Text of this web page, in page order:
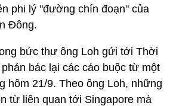
phi lý "đường chín đoạn" của
Đông.
bức thư ông Loh gửi tới Thời
bác lại các cáo buộc từ một
hôm 21/9. Theo ông Loh, những
từ liên quan tới Singapore mà